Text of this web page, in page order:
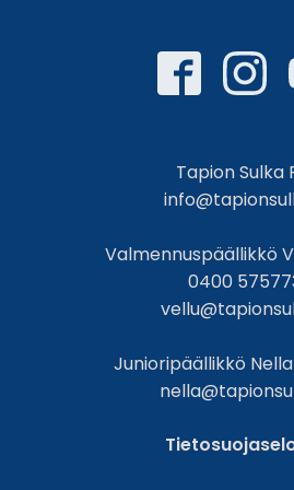
Tapion Sulka
Valmennuspäällikkö
0400
Junioripäällikkö